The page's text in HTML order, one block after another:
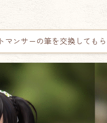
マンサーの筆を交換しても